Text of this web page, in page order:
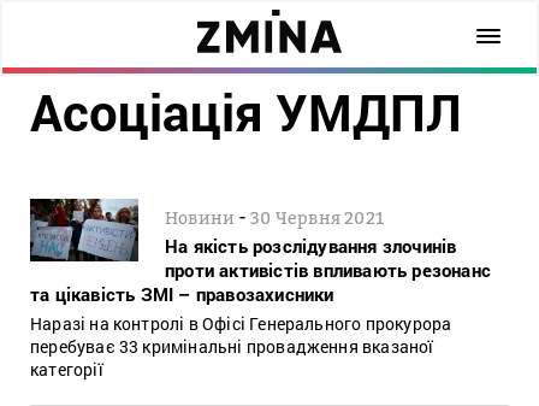
Асоціація УМДПЛ
Новини -30 Червня 2021
На якість розслідування злочинів
проти активістів впливають резонанс
та цікавість ЗМІ – правозахисники
Наразі на контролі в Офісі Генерального прокурора
перебуває 33 кримінальні провадження вказаної
категорії